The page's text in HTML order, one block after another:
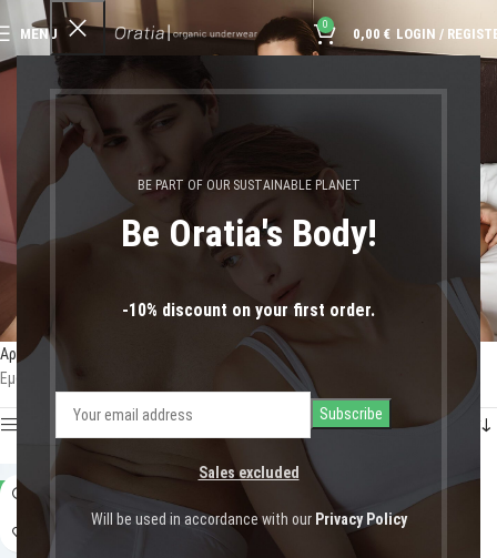
BE PART OF OUR SUSTAINABLE PLANET
Be Oratia's Body!
-10% discount on your first order.
Sales excluded
Will be used in accordance with our Privacy Policy
MENU
0
0,00 € LOGIN /
οργανικό βαμβάκι αμάνικο
Αρχική σελίδα
Προϊόντα με ετικέτα “οργανικό βαμβάκι αμάνικο”
Εμφάνιση του μοναδικού αποτελέσματος
Show sidebar
-21%